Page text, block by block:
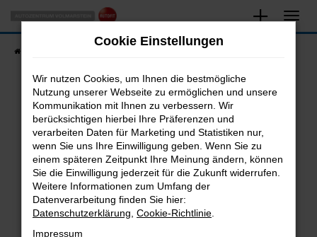
Zum
Hauptinhalt
springen
Fahrzeugsuche
Fehler: Network Error
Beim Laden ist ein Fehler aufgetreten.
Hier sind ein paar Tipps, die dir helfen können:
Überprüfe deine Firewall und deine
Internetverbindung.
Laden andere Webseiten, zum Beispiel deine
Suchmaschine?
Cookie Einstellungen
Wir nutzen Cookies, um Ihnen die bestmögliche
Nutzung unserer Webseite zu ermöglichen und unsere
Kommunikation mit Ihnen zu verbessern. Wir
berücksichtigen hierbei Ihre Präferenzen und
verarbeiten Daten für Marketing und Statistiken nur,
wenn Sie uns Ihre Einwilligung geben. Wenn Sie zu
einem späteren Zeitpunkt Ihre Meinung ändern, können
Sie die Einwilligung jederzeit für die Zukunft widerrufen.
Weitere Informationen zum Umfang der
Datenverarbeitung finden Sie hier:
Datenschutzerklärung Cookie-Richtlinie
Impressum